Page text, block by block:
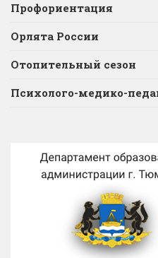
Профориентация
Орлята России
Отопительный сезон
Психолого-медико-